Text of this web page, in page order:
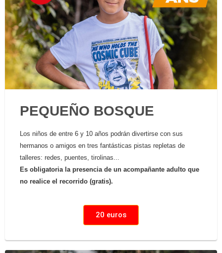
PEQUEÑO BOSQUE
Los niños de entre 6 y 10 años podrán divertirse con sus
hermanos o amigos en tres fantásticas pistas repletas de
talleres: redes, puentes, tirolinas...
Es obligatoria la presencia de un acompañante adulto que
no realice el recorrido (gratis).
20 euros